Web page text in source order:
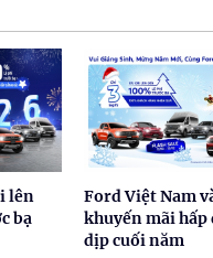
lên
bạ
Ford Việt Nam
khuyến mãi hấp
dịp cuối năm